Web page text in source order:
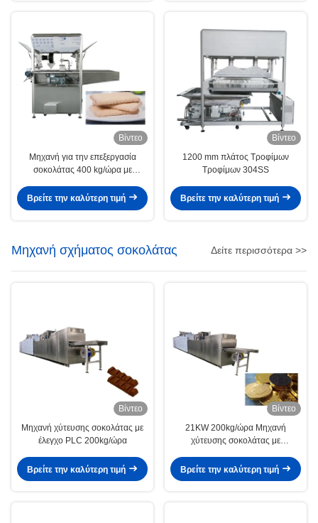
Βίντεο
Μηχανή για την επεξεργασία
σοκολάτας 400 kg/ώρα με
Βρείτε την καλύτερη τιμή
Βίντεο
1200 mm πλάτος Τροφίμων
Τροφίμων 304SS
Βρείτε την καλύτερη τιμή
Μηχανή σχήματος σοκολάτας Δείτε περισσότερα >>
Βίντεο
Μηχανή χύτευσης σοκολάτας με
έλεγχο PLC 200kg/ώρα
Βρείτε την καλύτερη τιμή
Βίντεο
21KW 200kg/ώρα Μηχανή
χύτευσης σοκολάτας με
Βρείτε την καλύτερη τιμή